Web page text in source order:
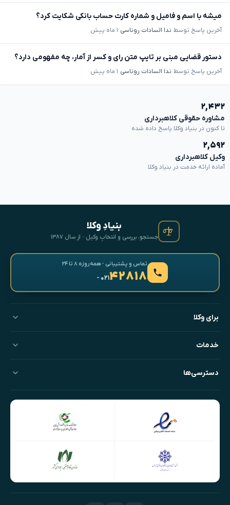
میشه با اسم و فامیل و شماره کارت حساب بانکی شکایت کرد؟
آخرین پاسخ توسط ندا السادات روناسی ۱ ماه پیش
دستور قضایی مبنی بر تایپ متن رای و کسر از آمار، چه مفهومی دارد؟
آخرین پاسخ توسط ندا السادات روناسی ۱ ماه پیش
۲,۴۳۲
مشاوره حقوقی کلاهبرداری
تا کنون در بنیاد وکلا پاسخ داده شده
۲,۵۹۲
وکیل کلاهبرداری
آماده ارائه خدمت در بنیاد وکلا
بنیادِ وکلا
جستجو، بررسی و انتخابِ وکیل · از سال ۱۳۸۷
تماس و پشتیبانی · همه‌روزه ۸ تا ۲۴
۴۲۸۱۸- ۰۲۱
برای وکلا
خدمات
دسترسی‌ها